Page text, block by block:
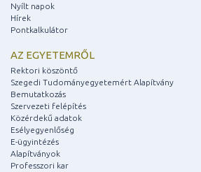
Nyílt napok
Hírek
Pontkalkulátor
AZ EGYETEMRŐL
Rektori köszöntő
Szegedi Tudományegyetemért Alapítvány
Bemutatkozás
Szervezeti felépítés
Közérdekű adatok
Esélyegyenlőség
E-ügyintézés
Alapítványok
Professzori kar